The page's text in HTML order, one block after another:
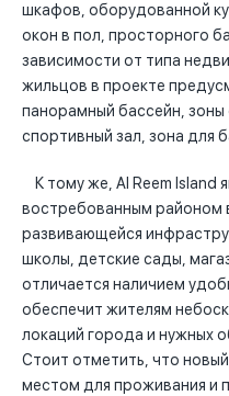
шкафов, оборудованной
окон в пол, просторного
зависимости от типа
жильцов в проекте
панорамный бассейн, зоны
спортивный зал, зона для
К тому же, Al Reem Island
востребованным районом
развивающейся
школы, детские сады,
отличается наличием
обеспечит жителям
локаций города и нужных
Стоит отметить, что
местом для проживания и